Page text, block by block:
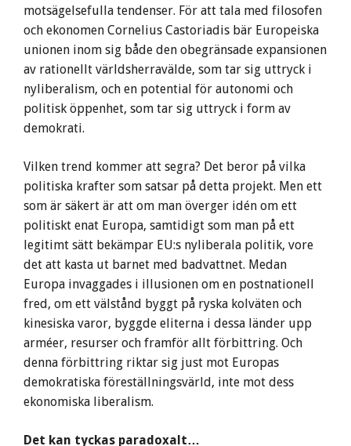
motsägelsefulla tendenser. För att tala med filosofen
och ekonomen Cornelius Castoriadis bär Europeiska
unionen inom sig både den obegränsade expansionen
av rationellt världsherravälde, som tar sig uttryck i
nyliberalism, och en potential för autonomi och
politisk öppenhet, som tar sig uttryck i form av
demokrati.
Vilken trend kommer att segra? Det beror på vilka
politiska krafter som satsar på detta projekt. Men ett
som är säkert är att om man överger idén om ett
politiskt enat Europa, samtidigt som man på ett
legitimt sätt bekämpar EU:s nyliberala politik, vore
det att kasta ut barnet med badvattnet. Medan
Europa invaggades i illusionen om en postnationell
fred, om ett välstånd byggt på ryska kolväten och
kinesiska varor, byggde eliterna i dessa länder upp
arméer, resurser och framför allt förbittring. Och
denna förbittring riktar sig just mot Europas
demokratiska föreställningsvärld, inte mot dess
ekonomiska liberalism.
Det kan tyckas paradoxalt…